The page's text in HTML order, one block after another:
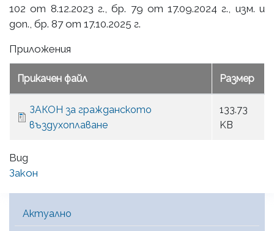
102 от 8.12.2023 г., бр. 79 от 17.09.2024 г., изм. и
доп., бр. 87 от 17.10.2025 г.
Приложения
Прикачен файл Размер
ЗАКОН за гражданското
въздухоплаване
133.73
KB
Вид
Закон
Main Menu [BG]
Актуално